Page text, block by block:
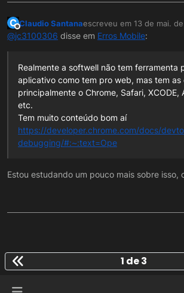
C
Offline
Claudio Santanaescreveu em 13 de mai.
última edição por Claudio
@jc3100306 disse em Erros Mobile:
Realmente a softwell não tem ferramenta
aplicativo como tem pro web, mas tem as
principalmente o Chrome, Safari, XCODE,
etc.
Tem muito conteúdo bom aí
https://developer.chrome.com/docs/
debugging/#:~:text=Ope
Estou estudando um pouco mais sobre isso,
1 de 3